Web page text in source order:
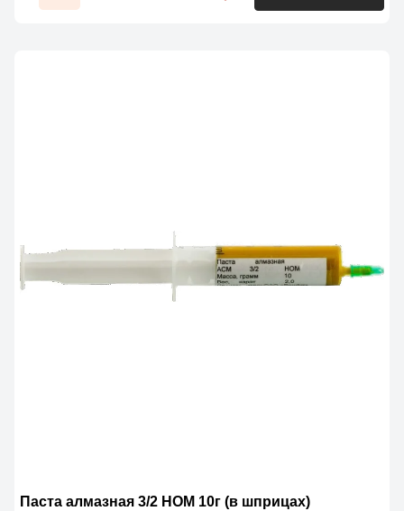
Паста алмазная 3/2 НОМ 10г (в шприцах)